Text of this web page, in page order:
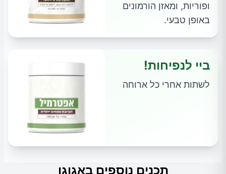
ופוריות, ומאזן הורמונים
באופן טבעי.
ביי לנפיחות!
לשתות אחרי כל ארוחה
תכנים נוספים באגוגו